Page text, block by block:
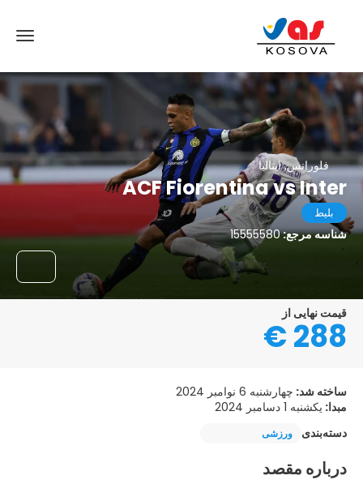
فلورانس, ایتالیا
ACF Fiorentina vs Inter
بلیط
شناسه مرجع:15555580
قیمت نهایی از
288 €
ساخته شد: چهارشنبه 6 نوامبر 2024
مبدا: یکشنبه 1 دسامبر 2024
دسته‌بندی
ورزشی
درباره مقصد